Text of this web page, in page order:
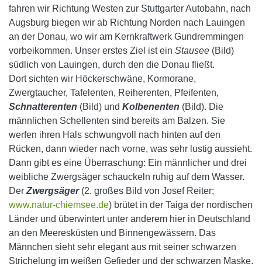
fahren wir Richtung Westen zur Stuttgarter Autobahn, nach
Augsburg biegen wir ab Richtung Norden nach Lauingen
an der Donau, wo wir am Kernkraftwerk Gundremmingen
vorbeikommen. Unser erstes Ziel ist ein Stausee (Bild)
südlich von Lauingen, durch den die Donau fließt.
Dort sichten wir Höckerschwäne, Kormorane,
Zwergtaucher, Tafelenten, Reiherenten, Pfeifenten,
Schnatterenten (Bild) und Kolbenenten (Bild). Die
männlichen Schellenten sind bereits am Balzen. Sie
werfen ihren Hals schwungvoll nach hinten auf den
Rücken, dann wieder nach vorne, was sehr lustig aussieht.
Dann gibt es eine Überraschung: Ein männlicher und drei
weibliche Zwergsäger schauckeln ruhig auf dem Wasser.
Der Zwergsäger(2. großes Bild von Josef Reiter;
www.natur-chiemsee.de) brütet in der Taiga der nordischen
Länder und überwintert unter anderem hier in Deutschland
an den Meeresküsten und Binnengewässern. Das
Männchen sieht sehr elegant aus mit seiner schwarzen
Strichelung im weißen Gefieder und der schwarzen Maske.